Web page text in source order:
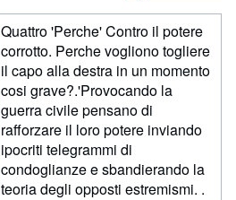
Quattro 'Perche' Contro il potere
corrotto. Perche vogliono togliere
il capo alla destra in un momento
cosi grave?.'Provocando la
guerra civile pensano di
rafforzare il loro potere inviando
ipocriti telegrammi di
condoglianze e sbandierando la
teoria degli opposti estremismi. .